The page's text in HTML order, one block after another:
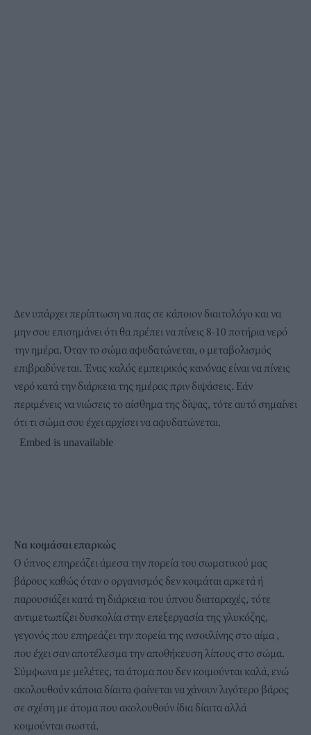
Δεν υπάρχει περίπτωση να πας σε κάποιον διαιτολόγο και να
μην σου επισημάνει ότι θα πρέπει να πίνεις 8-10 ποτήρια νερό
την ημέρα. Όταν το σώμα αφυδατώνεται, ο μεταβολισμός
επιβραδύνεται. Ένας καλός εμπειρικός κανόνας είναι να πίνεις
νερό κατά την διάρκεια της ημέρας πριν διψάσεις. Εάν
περιμένεις να νιώσεις το αίσθημα της δίψας, τότε αυτό σημαίνει
ότι τι σώμα σου έχει αρχίσει να αφυδατώνεται.
Να κοιμάσαι επαρκώς
Ο ύπνος επηρεάζει άμεσα την πορεία του σωματικού μας
βάρους καθώς όταν ο οργανισμός δεν κοιμάται αρκετά ή
παρουσιάζει κατά τη διάρκεια του ύπνου διαταραχές, τότε
αντιμετωπίζει δυσκολία στην επεξεργασία της γλυκόζης,
γεγονός που επηρεάζει την πορεία της ινσουλίνης στο αίμα ,
που έχει σαν αποτέλεσμα την αποθήκευση λίπους στο σώμα.
Σύμφωνα με μελέτες, τα άτομα που δεν κοιμούνται καλά, ενώ
ακολουθούν κάποια δίαιτα φαίνεται να χάνουν λιγότερο βάρος
σε σχέση με άτομα που ακολουθούν ίδια δίαιτα αλλά
κοιμούνται σωστά.